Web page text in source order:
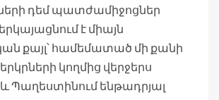
դեմ պատժամիջոցներ
է միայն
քայլ՝ համեմատած մի քանի
կողմից վերջերս
Պաղեստինում ենթադրյալ